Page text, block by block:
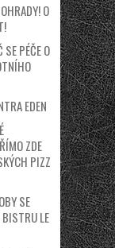
O
PÉČE O
EDEN
ZDE
PIZZ
SE
LE